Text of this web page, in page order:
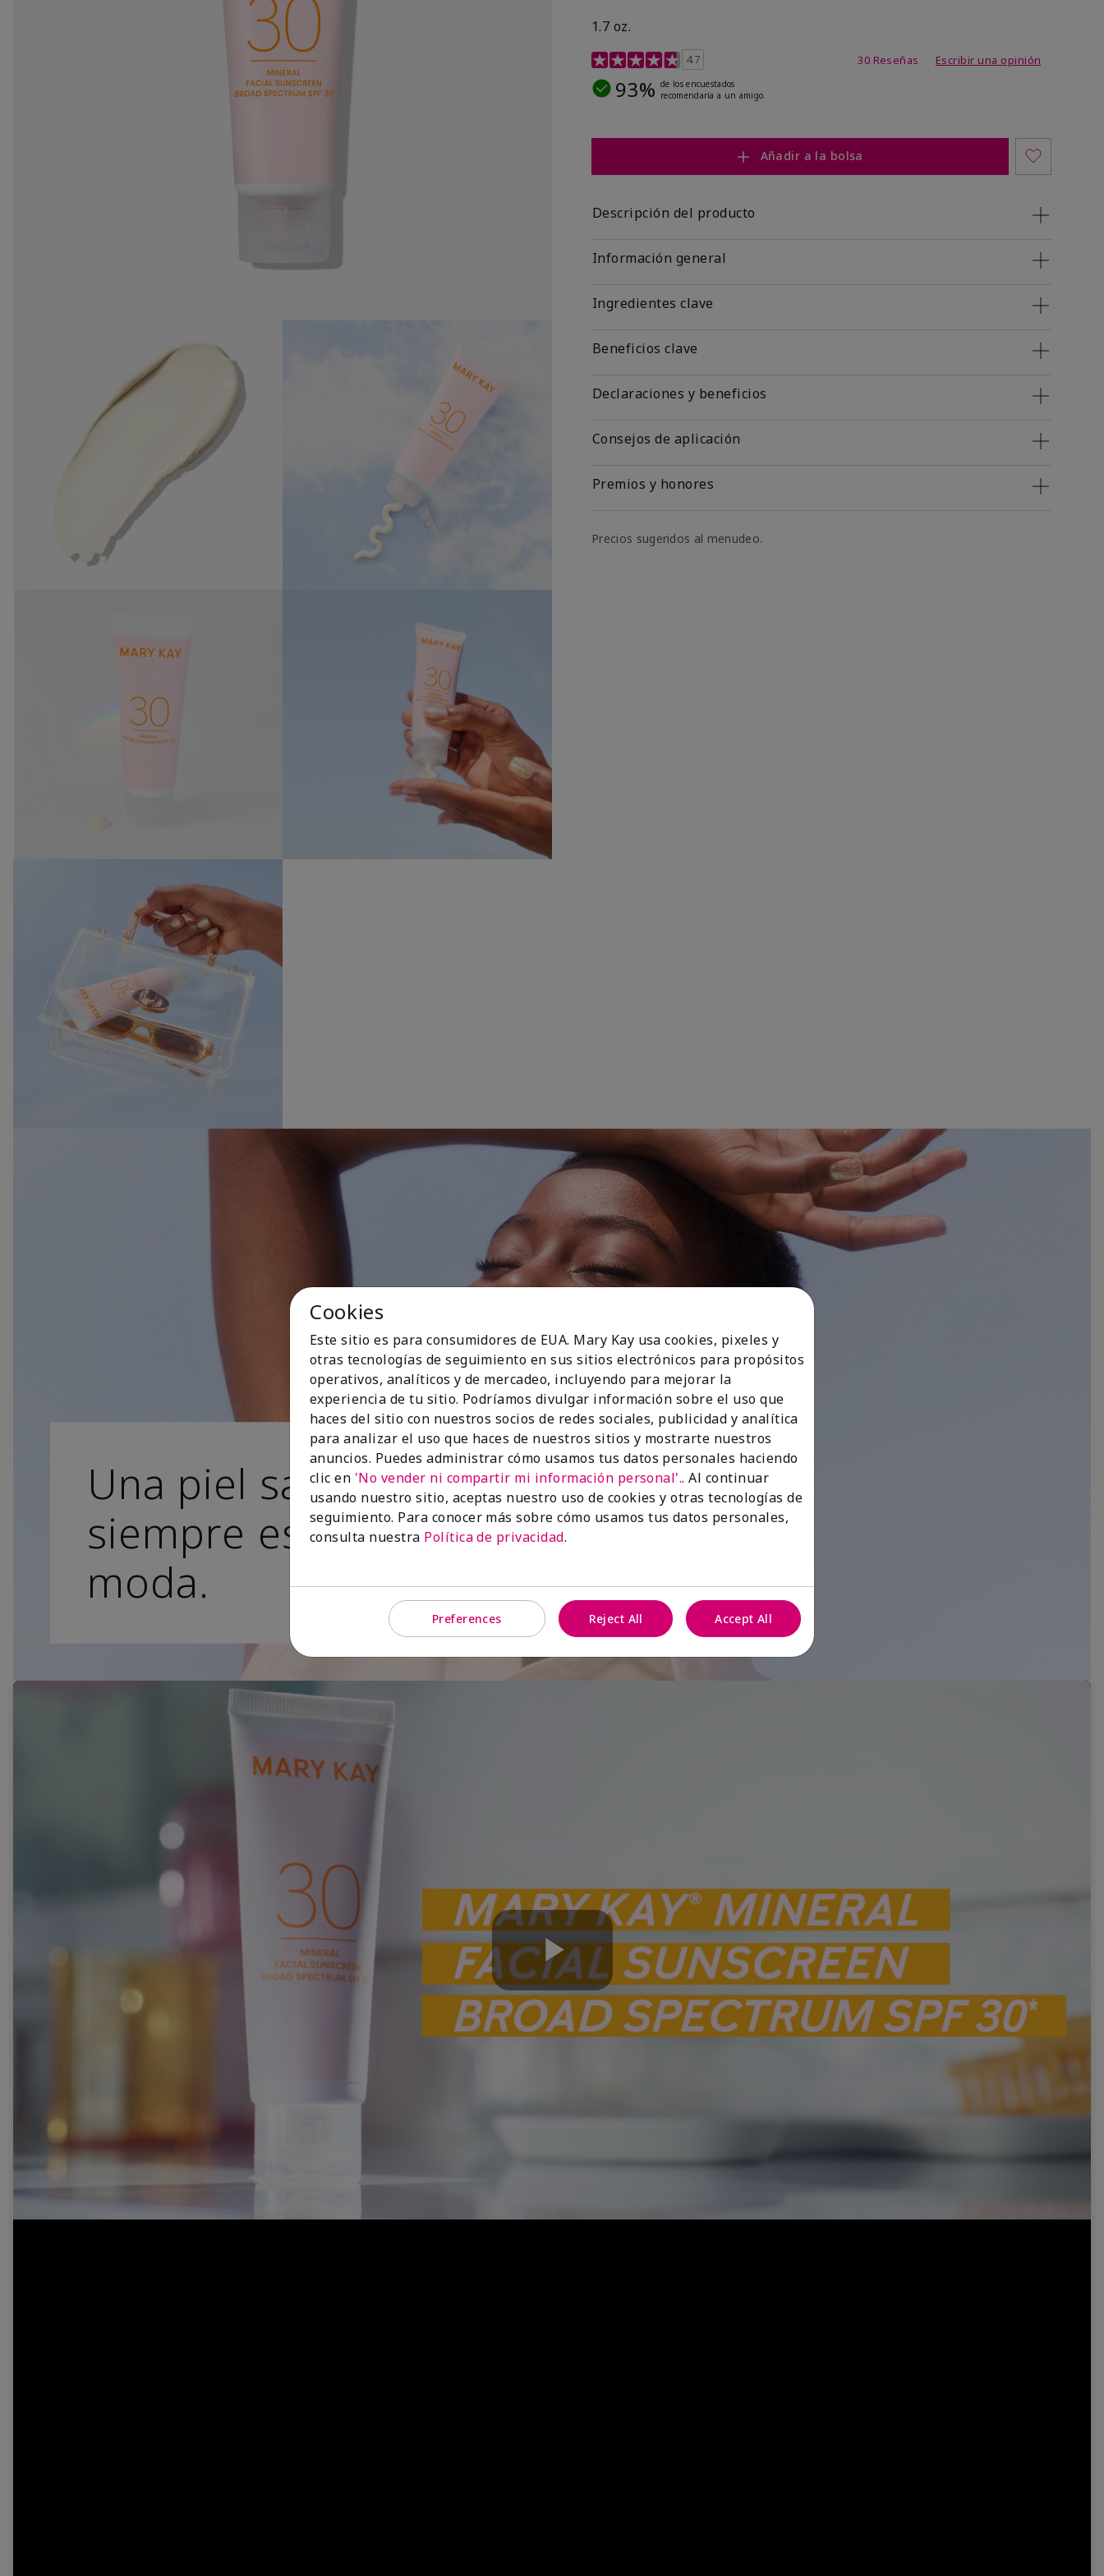
1.7 oz.
Calificación de clientes de 5 de 5
4.7 30 Reseñas Escribir una opinión
93% de los encuestados
recomendaría a un amigo.
Añadir a la bolsa
Descripción del producto
Información general
Ingredientes clave
Beneficios clave
Declaraciones y beneficios
Consejos de aplicación
Premios y honores
Precios sugeridos al menudeo.
Una piel sana
siempre está de
moda.
Play
Cookies
Este sitio es para consumidores de EUA. Mary Kay usa cookies, pixeles y
otras tecnologías de seguimiento en sus sitios electrónicos para propósitos
operativos, analíticos y de mercadeo, incluyendo para mejorar la
experiencia de tu sitio. Podríamos divulgar información sobre el uso que
haces del sitio con nuestros socios de redes sociales, publicidad y analítica
para analizar el uso que haces de nuestros sitios y mostrarte nuestros
anuncios. Puedes administrar cómo usamos tus datos personales haciendo
clic en 'No vender ni compartir mi información personal'.. Al continuar
usando nuestro sitio, aceptas nuestro uso de cookies y otras tecnologías de
seguimiento. Para conocer más sobre cómo usamos tus datos personales,
consulta nuestra Política de privacidad.
Preferences Reject All Accept All